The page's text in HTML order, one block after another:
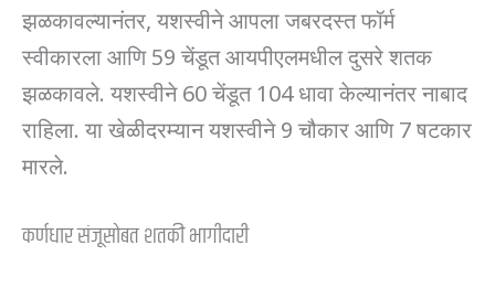
झळकावल्यानंतर, यशस्वीने आपला जबरदस्त फॉर्म
स्वीकारला आणि 59 चेंडूत आयपीएलमधील दुसरे शतक
झळकावले. यशस्वीने 60 चेंडूत 104 धावा केल्यानंतर नाबाद
राहिला. या खेळीदरम्यान यशस्वीने 9 चौकार आणि 7 षटकार
मारले.
कर्णधार संजूसोबत शतकी भागीदारी